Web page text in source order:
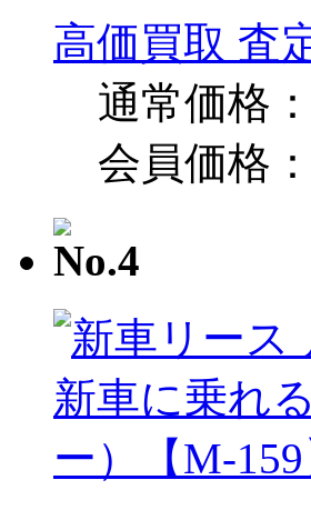
高価買取 査
通常価格
会員価格